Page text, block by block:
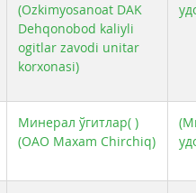
(Ozkimyosanoat DAK
Dehqonobod kaliyli
ogitlar zavodi unitar
korxonasi)
Минерал ўгитлар( )
(ОАО Maxam Chirchiq)